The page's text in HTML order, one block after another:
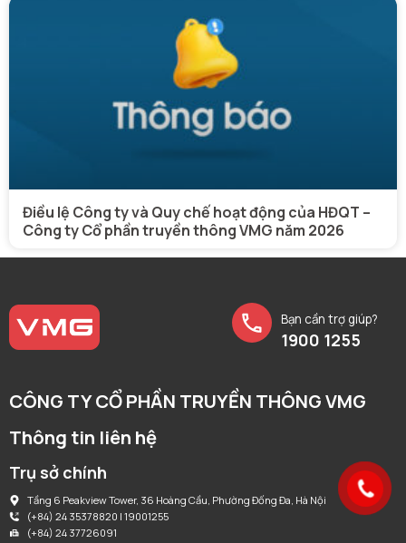
Điều lệ Công ty và Quy chế hoạt động của HĐQT –
Công ty Cổ phần truyền thông VMG năm 2026
Bạn cần trợ giúp?
1900 1255
CÔNG TY CỔ PHẦN TRUYỀN THÔNG VMG
Thông tin liên hệ
Trụ sở chính
Tầng 6 Peakview Tower, 36 Hoàng Cầu, Phường Đống Đa, Hà Nội
(+84) 24 35378820 | 19001255
(+84) 24 37726091